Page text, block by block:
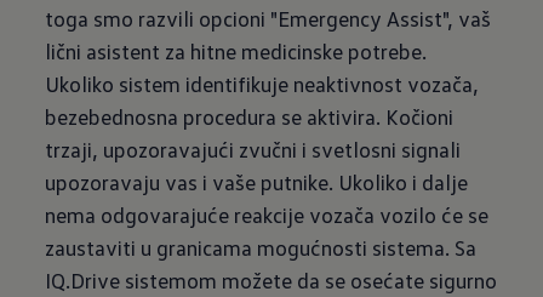
toga smo razvili opcioni "Emergency Assist", vaš
lični asistent za hitne medicinske potrebe.
Ukoliko sistem identifikuje neaktivnost vozača,
bezebednosna procedura se aktivira. Kočioni
trzaji, upozoravajući zvučni i svetlosni signali
upozoravaju vas i vaše putnike. Ukoliko i dalje
nema odgovarajuće reakcije vozača vozilo će se
zaustaviti u granicama mogućnosti sistema. Sa
IQ.Drive sistemom možete da se osećate sigurno